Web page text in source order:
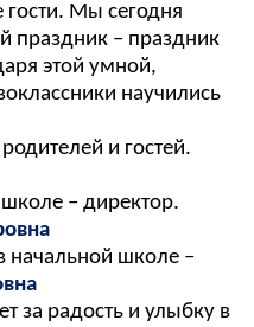
Мы сегодня
праздник – праздник
этой умной,
научились
и гостей.
– директор.
начальной школе –
за радость и улыбку в